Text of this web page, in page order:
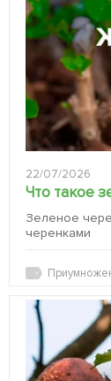
22/07/2026
Что такое
Зеленое
черенками